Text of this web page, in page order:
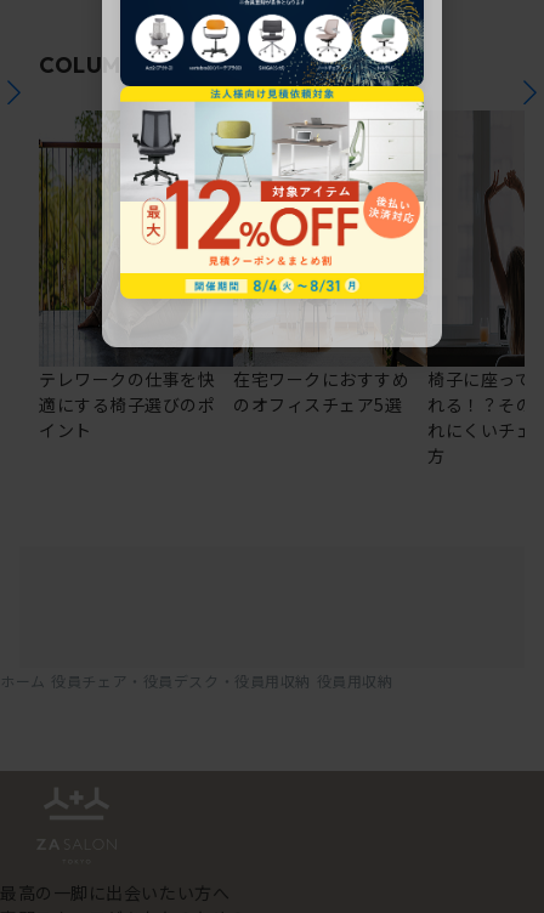
COLUMN 関連コラム
テレワークの仕事を快
適にする椅子選びのポ
イント
在宅ワークにおすすめ
のオフィスチェア5選
椅子に座って
れる！？その
れにくいチェ
方
ホーム 役員チェア・役員デスク・役員用収納 役員用収納
最高の一脚に出会いたい方へ